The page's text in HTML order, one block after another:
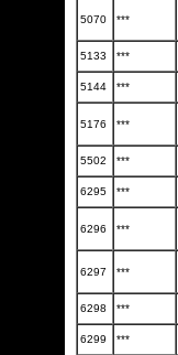
5070 ***
5133 ***
5144 ***
5176 ***
5502 ***
6295 ***
6296 ***
6297 ***
6298 ***
6299 ***